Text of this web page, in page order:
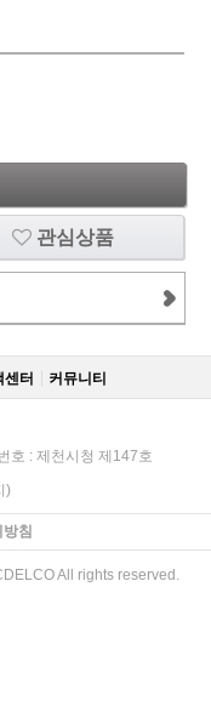
관심상품
센터 커뮤니티
호 : 제천시청 제147호
)
침
All rights reserved.